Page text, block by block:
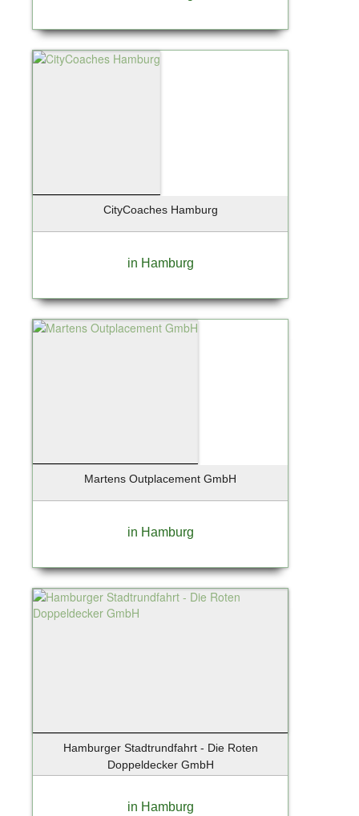
CityCoaches Hamburg
in Hamburg
Martens Outplacement GmbH
in Hamburg
Hamburger Stadtrundfahrt - Die Roten
Doppeldecker GmbH
in Hamburg